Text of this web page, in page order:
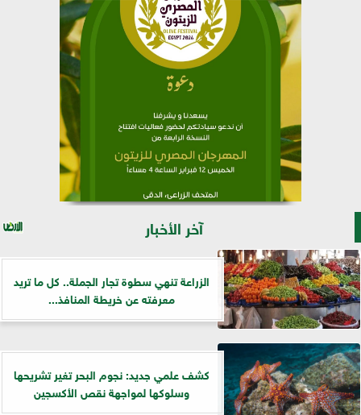
آخر الأخبار
الزراعة تنهي سطوة تجار الجملة.. كل ما تريد
معرفته عن خريطة المنافذ...
كشف علمي جديد: نجوم البحر تغير تشريحها
وسلوكها لمواجهة نقص الأكسجين